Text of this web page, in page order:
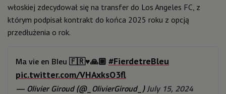
włoskiej zdecydował się na transfer do Los Angeles FC, z
którym podpisał kontrakt do końca 2025 roku z opcją
przedłużenia o rok.
Ma vie en Bleu 🇫🇷♥️🙏🏼 #FierdetreBleu
pic.twitter.com/VHAxksO3fl
— Olivier Giroud (@_OlivierGiroud_)July 15, 2024